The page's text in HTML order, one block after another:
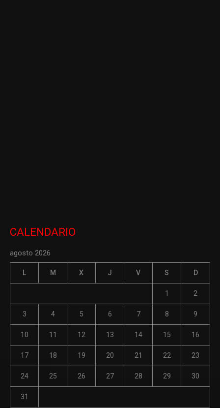
CALENDARIO
agosto 2026
L M X J V S D
1 2
3 4 5 6 7 8 9
10 11 12 13 14 15 16
17 18 19 20 21 22 23
24 25 26 27 28 29 30
31